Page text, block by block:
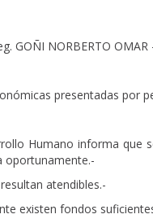
GOÑI NORBERTO OMAR
presentadas por
Humano informa que
oportunamente.-
atendibles.-
existen fondos